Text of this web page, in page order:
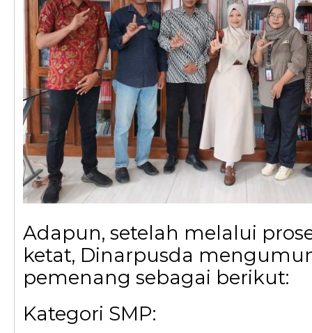
Adapun, setelah melalui
ketat, Dinarpusda
pemenang sebagai berikut:
Kategori SMP: